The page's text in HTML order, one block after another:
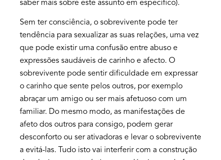
saber mais sobre este assunto em específico).
Sem ter consciência, o sobrevivente pode ter
tendência para sexualizar as suas relações, uma vez
que pode existir uma confusão entre abuso e
expressões saudáveis de carinho e afecto. O
sobrevivente pode sentir dificuldade em expressar
o carinho que sente pelos outros, por exemplo
abraçar um amigo ou ser mais afetuoso com um
familiar. Do mesmo modo, as manifestações de
afeto dos outros para consigo, podem gerar
desconforto ou ser ativadoras e levar o sobrevivente
a evitá-las. Tudo isto vai interferir com a construção